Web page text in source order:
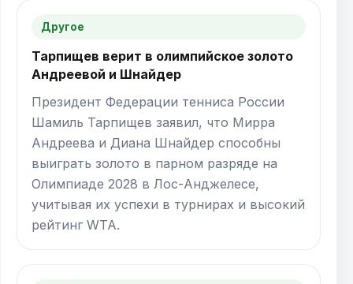
Другое
Тарпищев верит в олимпийское золото
Андреевой и Шнайдер
Президент Федерации тенниса России
Шамиль Тарпищев заявил, что Мирра
Андреева и Диана Шнайдер способны
выиграть золото в парном разряде на
Олимпиаде 2028 в Лос-Анджелесе,
учитывая их успехи в турнирах и высокий
рейтинг WTA.